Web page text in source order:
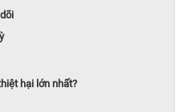
hại lớn nhất?